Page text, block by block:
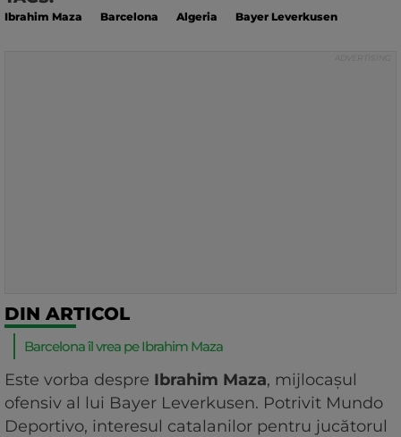
Ibrahim Maza Barcelona Algeria Bayer Leverkusen
DIN ARTICOL
Barcelona îl vrea pe Ibrahim Maza
Este vorba despre Ibrahim Maza, mijlocașul
ofensiv al lui Bayer Leverkusen. Potrivit Mundo
Deportivo, interesul catalanilor pentru jucătorul